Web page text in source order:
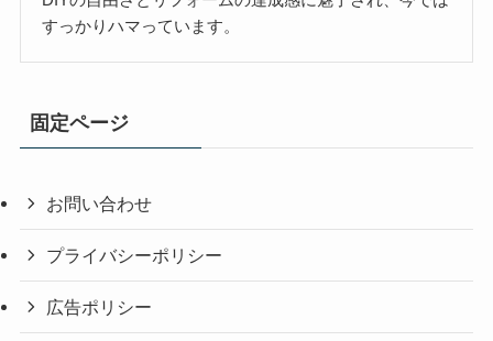
すっかりハマっています。
固定ページ
お問い合わせ
プライバシーポリシー
広告ポリシー